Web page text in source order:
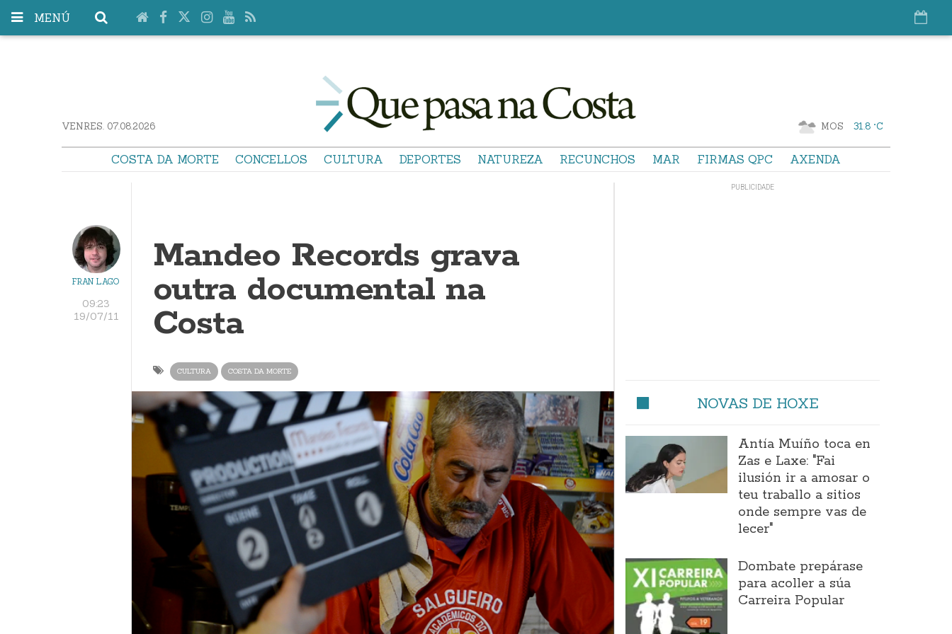
MENÚ
VENRES. 07.08.2026 MOS 31.8 °C
COSTA DA MORTE CONCELLOS CULTURA DEPORTES NATUREZA RECUNCHOS MAR FIRMAS QPC AXENDA
FRAN LAGO
09:23
19/07/11
Mandeo Records grava
outra documental na
Costa
CULTURA COSTA DA MORTE
NOVAS DE HOXE
Antía Muíño toca en
Zas e Laxe: "Fai
ilusión ir a amosar o
teu traballo a sitios
onde sempre vas de
lecer"
Dombate prepárase
para acoller a súa
Carreira Popular